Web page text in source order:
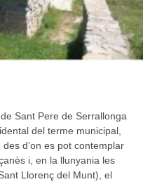
Sant Pere de Serrallonga
del terme municipal,
d’on es pot contemplar
i, en la llunyania les
Llorenç del Munt), el